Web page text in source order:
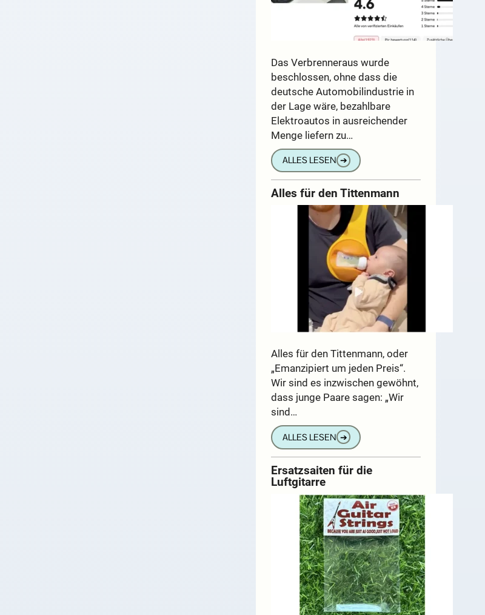
Das Verbrenneraus wurde
beschlossen, ohne dass die
deutsche Automobilindustrie in
der Lage wäre, bezahlbare
Elektroautos in ausreichender
Menge liefern zu…
ALLES LESEN ➔
Alles für den Tittenmann
Alles für den Tittenmann, oder
„Emanzipiert um jeden Preis“.
Wir sind es inzwischen gewöhnt,
dass junge Paare sagen: „Wir
sind…
ALLES LESEN ➔
Ersatzsaiten für die
Luftgitarre